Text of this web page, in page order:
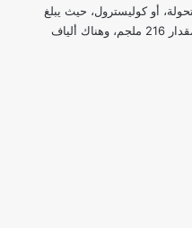
أو كوليسترول، حيث يبلغ
كلاهما 0 جم، ولكنه يتضمن صوديوم بمقدار 216 ملجم، وهناك ألياف